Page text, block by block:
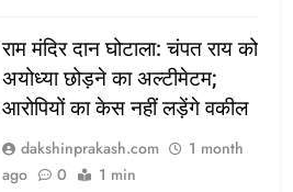
राम मंदिर दान घोटाला: चंपत राय को
अयोध्या छोड़ने का अल्टीमेटम;
आरोपियों का केस नहीं लड़ेंगे वकील
dakshinprakash.com
1 month
ago
0 1 min